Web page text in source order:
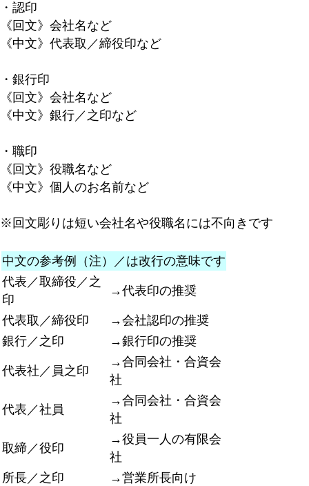
・認印
《回文》会社名など
《中文》代表取／締役印など
・銀行印
《回文》会社名など
《中文》銀行／之印など
・職印
《回文》役職名など
《中文》個人のお名前など
※回文彫りは短い会社名や役職名には不向きです
中文の参考例（注）／は改行の意味です
代表／取締役／之
印
→代表印の推奨
代表取／締役印
→会社認印の推奨
銀行／之印
→銀行印の推奨
代表社／員之印
→合同会社・合資会
社
代表／社員
→合同会社・合資会
社
取締／役印
→役員一人の有限会
社
所長／之印
→営業所長向け